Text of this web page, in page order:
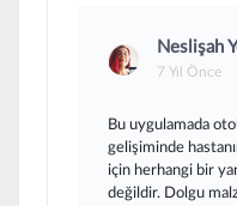
Neslişah
7 Yıl Önce
Bu uygulamada
gelişiminde
için herhangi bir
değildir. Dolgu